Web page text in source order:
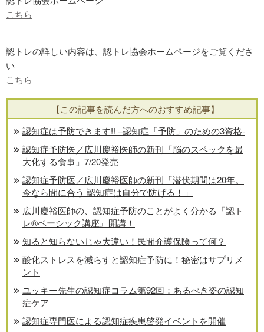
こちら
認トレの詳しい内容は、認トレ協会ホームページをご覧くださ
い
こちら
【この記事を読んだ方へのおすすめ記事】
認知症は予防できます!! –認知症「予防」のための3資格-
認知症予防医／広川慶裕医師の新刊「脳のスペックを最
大化する食事」7/20発売
認知症予防医／広川慶裕医師の新刊「潜伏期間は20年。
今なら間に合う 認知症は自分で防げる！」
広川慶裕医師の、認知症予防のことがよく分かる『認ト
レ®️ベーシック講座』開講！
知ると知らないじゃ大違い！民間介護保険って何？
酸化ストレスを減らすと認知症予防に！秘密はサプリメ
ント
ユッキー先生の認知症コラム第92回：あるべき姿の認知
症ケア
認知症専門医による認知症疾患啓発イベントを開催